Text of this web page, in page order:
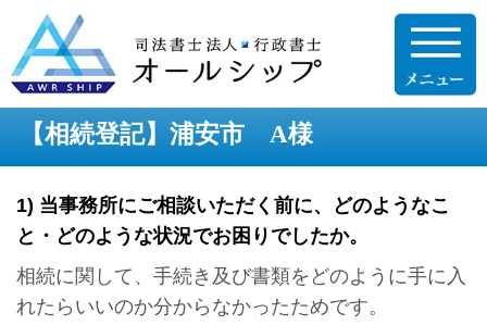
【相続登記】浦安市 A様
1) 当事務所にご相談いただく前に、どのようなこ
と・どのような状況でお困りでしたか。
相続に関して、手続き及び書類をどのように手に入
れたらいいのか分からなかったためです。